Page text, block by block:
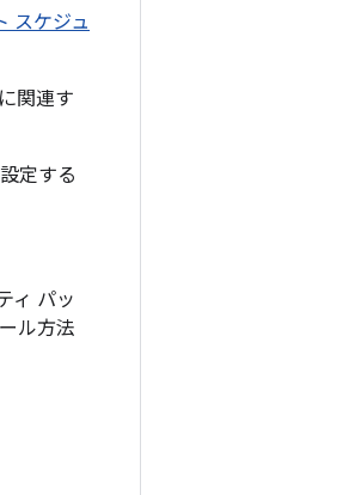
スケジュ
関連す
定する
ィ パッ
ル方法